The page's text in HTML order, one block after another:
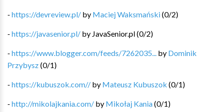
- https://devreview.pl/ by Maciej Waksmański(0/2)
- https://javasenior.pl/ by JavaSenior.pl(0/2)
- https://www.blogger.com/feeds/7262035... by Dominik
Przybysz(0/1)
- https://kubuszok.com// by Mateusz Kubuszok (0/1)
- http://mikolajkania.com/ by Mikołaj Kania(0/1)